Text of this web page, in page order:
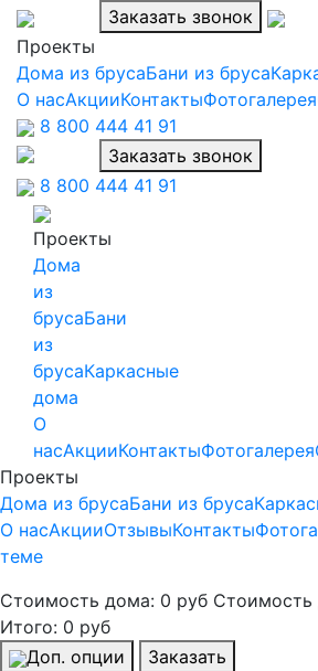
Заказать звонок
Проекты
Дома из брусаБани из бруса
О насАкцииКонтактыФотогалерея
8 800 444 41 91
Заказать звонок
8 800 444 41 91
Проекты
Дома
из
брусаБани
из
брусаКаркасные
дома
О
насАкцииКонтактыФотогалерея
Проекты
Дома из брусаБани из бруса
О насАкцииОтзывыКонтакты
теме
Стоимость дома: 0 руб Стоимость
Итого: 0 руб
Доп. опции
Заказать